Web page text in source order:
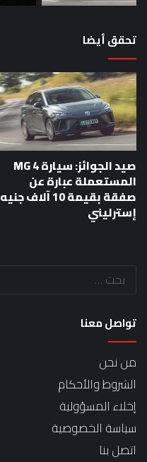
تحقق أيضا
صيد الجوائز: سيارة MG 4
المستعملة عبارة عن
صفقة بقيمة 10 آلاف جنيه
إسترليني
تواصل معنا
من نحن
الشروط والأحكام
إخلاء المسؤولية
سياسة الخصوصية
اتصل بنا